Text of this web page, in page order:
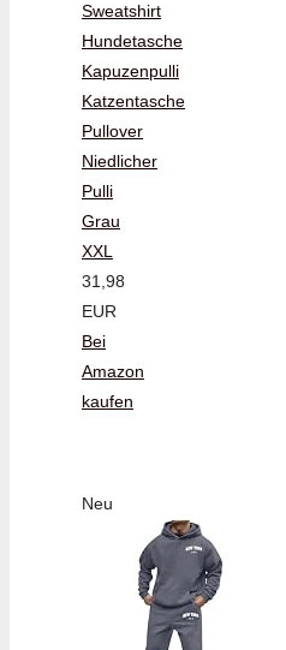
Sweatshirt
Hundetasche
Kapuzenpulli
Katzentasche
Pullover
Niedlicher
Pulli
Grau
XXL
31,98
EUR
Bei
Amazon
kaufen
Neu